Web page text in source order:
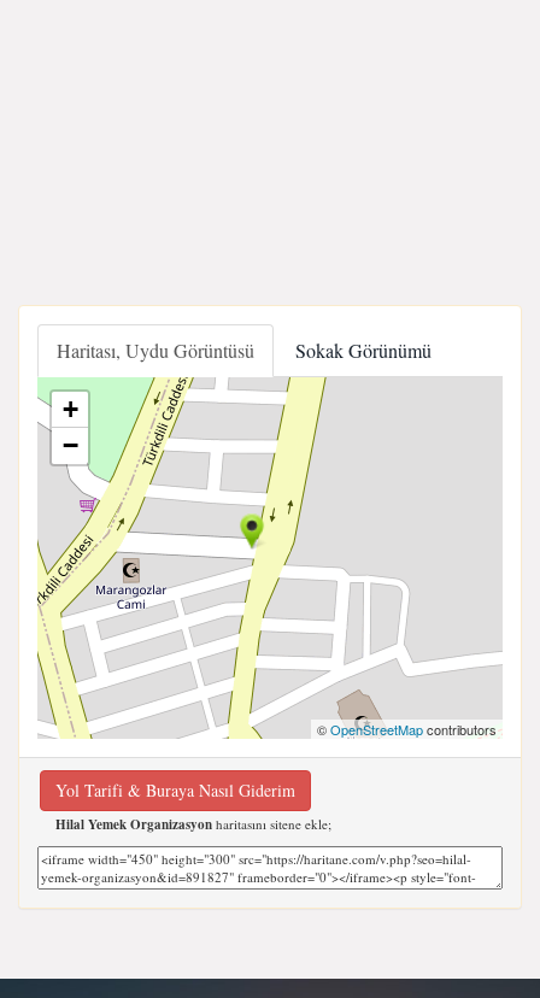
Haritası, Uydu Görüntüsü Sokak Görünümü
+
−
©OpenStreetMapcontributors
Yol Tarifi & Buraya Nasıl Giderim
Hilal Yemek Organizasyon haritasını sitene ekle;